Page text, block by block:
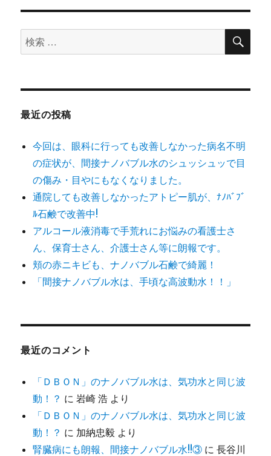
検
索
象:
検
最近の投稿
今回は、眼科に行っても改善しなかった病名不明
の症状が、間接ナノバブル水のシュッシュッで目
の傷み・目やにもなくなりました。
通院しても改善しなかったアトピー肌が、ﾅﾉﾊﾞﾌﾞ
ﾙ石鹸で改善中!
アルコール液消毒で手荒れにお悩みの看護士さ
ん、保育士さん、介護士さん等に朗報です。
頬の赤ニキビも、ナノバブル石鹸で綺麗！
「間接ナノバブル水は、手頃な高波動水！！」
最近のコメント
「ＤＢＯＮ」のナノバブル水は、気功水と同じ波
動！？ に岩崎 浩 より
「ＤＢＯＮ」のナノバブル水は、気功水と同じ波
動！？ に 加納忠毅 より
腎臓病にも朗報、間接ナノバブル水!!③ に長谷川